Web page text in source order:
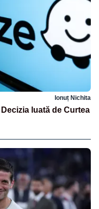
Ionuț Nichita
luată de Curtea